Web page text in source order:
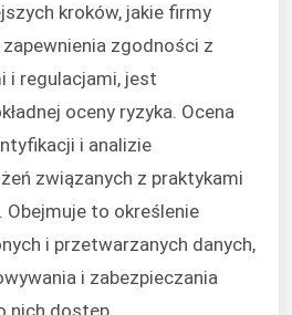
kroków, jakie firmy
zgodności z
i regulacjami, jest
oceny ryzyka. Ocena
i analizie
związanych z praktykami
Obejmuje to określenie
i przetwarzanych danych,
i zabezpieczania